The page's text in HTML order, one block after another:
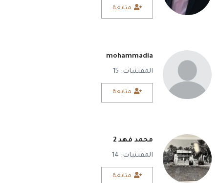
متابعة
mohammadia
المقتنيات: 15
متابعة
محمد فهد 2
المقتنيات: 14
متابعة